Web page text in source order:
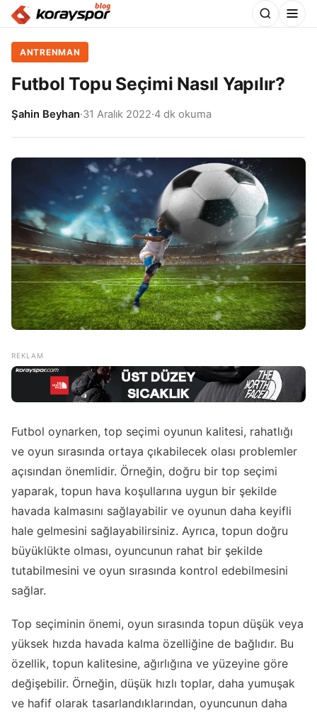
ANTRENMAN
Futbol Topu Seçimi Nasıl Yapılır?
Şahin Beyhan·31 Aralık 2022·4 dk okuma
Futbol oynarken, top seçimi oyunun kalitesi, rahatlığı
ve oyun sırasında ortaya çıkabilecek olası problemler
açısından önemlidir. Örneğin, doğru bir top seçimi
yaparak, topun hava koşullarına uygun bir şekilde
havada kalmasını sağlayabilir ve oyunun daha keyifli
hale gelmesini sağlayabilirsiniz. Ayrıca, topun doğru
büyüklükte olması, oyuncunun rahat bir şekilde
tutabilmesini ve oyun sırasında kontrol edebilmesini
sağlar.
Top seçiminin önemi, oyun sırasında topun düşük veya
yüksek hızda havada kalma özelliğine de bağlıdır. Bu
özellik, topun kalitesine, ağırlığına ve yüzeyine göre
değişebilir. Örneğin, düşük hızlı toplar, daha yumuşak
ve hafif olarak tasarlandıklarından, oyuncunun daha